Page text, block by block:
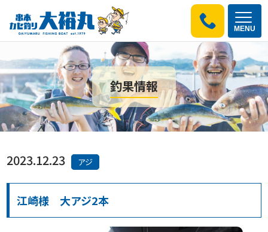
MENU
釣果情報
2023.12.23 アジ
江崎様 大アジ2本